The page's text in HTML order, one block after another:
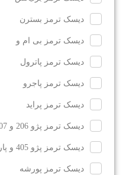
دیسک ترمز بسترن
دیسک ترمز بی ام و
دیسک ترمز پاترول
دیسک ترمز پاجرو
دیسک ترمز پراید
دیسک ترمز پژو 206 و 207
دیسک ترمز پژو 405 و پارس
دیسک ترمز پورشه